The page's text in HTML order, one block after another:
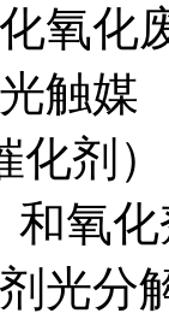
化废
触媒
化剂
和氧
光分